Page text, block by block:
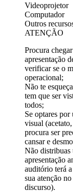
Videoprojetor
Computador
Outros
ATENÇÃO
Procura
apresentação
verificar se o
operacional;
Não te
tem que ser
todos;
Se optares
visual
procura ser
cansar e
Não distribuas
apresentação
auditório terá
sua atenção
discurso).